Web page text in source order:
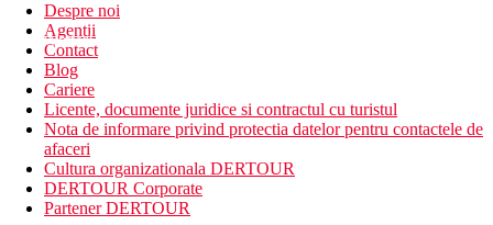
newsletter!
Despre noi
Agentii
Contact
Blog
Cariere
Licente, documente juridice si contractul cu turistul
Nota de informare privind protectia datelor pentru contactele de
afaceri
Cultura organizationala DERTOUR
DERTOUR Corporate
Partener DERTOUR